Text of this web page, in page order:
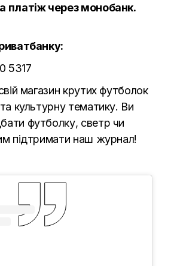
платіж через монобанк.
5317
магазин крутих футболок
культурну тематику. Ви
футболку, светр чи
підтримати наш журнал!